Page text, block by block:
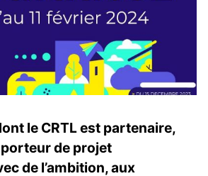
le CRTL est partenaire,
de projet
de l’ambition, aux